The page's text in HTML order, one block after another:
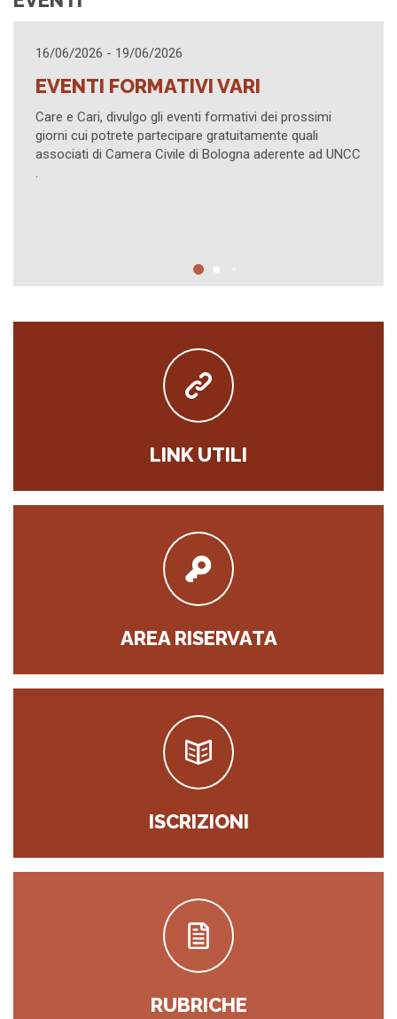
VARI
formativi dei prossimi
gratuitamente quali
di Bologna aderente ad UNCC
I
ART. 473 BIS.15
Evento su piattaforma
Civile di Lucca in
LINK UTILI
AREA RISERVATA
ISCRIZIONI
RUBRICHE